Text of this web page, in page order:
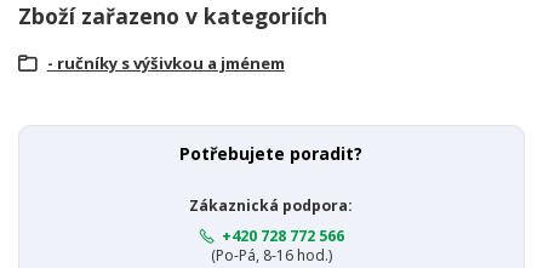
Zboží zařazeno v kategoriích
- ručníky s výšivkou a jménem
Potřebujete poradit?
Zákaznická podpora:
+420 728 772 566
(Po-Pá, 8-16 hod.)